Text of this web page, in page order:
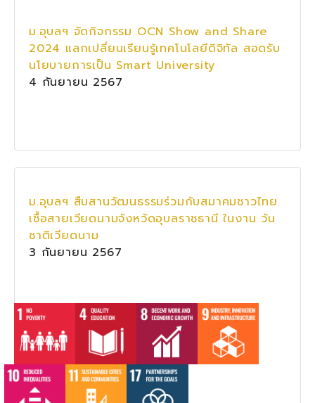
ม.อุบลฯ จัดกิจกรรม OCN Show and Share
2024 แลกเปลี่ยนเรียนรู้เทคโนโลยีดิจิทัล สอดรับ
นโยบายการเป็น Smart University
4 กันยายน 2567
ม.อุบลฯ สืบสานวัฒนธรรมร่วมกับสมาคมชาวไทย
เชื้อสายเวียดนามจังหวัดอุบลราชธานี ในงาน วัน
ชาติเวียดนาม
3 กันยายน 2567